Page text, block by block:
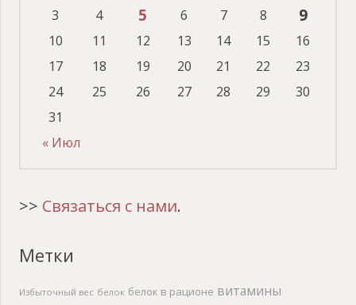
« Июл
3
4 5 6 7 8 9
10 11 12 13 14 15
16
17
18 19 20 21 22
23
24
25 26 27 28 29
30
31
>> Связаться с нами.
Метки
Избыточный вес белок белок в рационе витамины